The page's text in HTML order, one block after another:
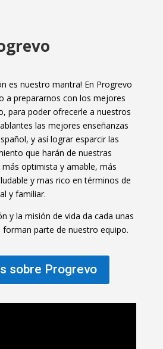
es nuestro mantra! En Progrevo
a prepararnos con los mejores
para poder ofrecerle a nuestros
las mejores enseñanzas
y así lograr esparcir las
que harán de nuestras
optimista y amable, más
y mas rico en términos de
y familiar.
y la misión de vida da cada unas
forman parte de nuestro equipo.
sobre Progrevo